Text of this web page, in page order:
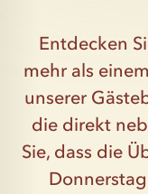
Entdecken
mehr als
unserer
die direkt
Sie, dass die